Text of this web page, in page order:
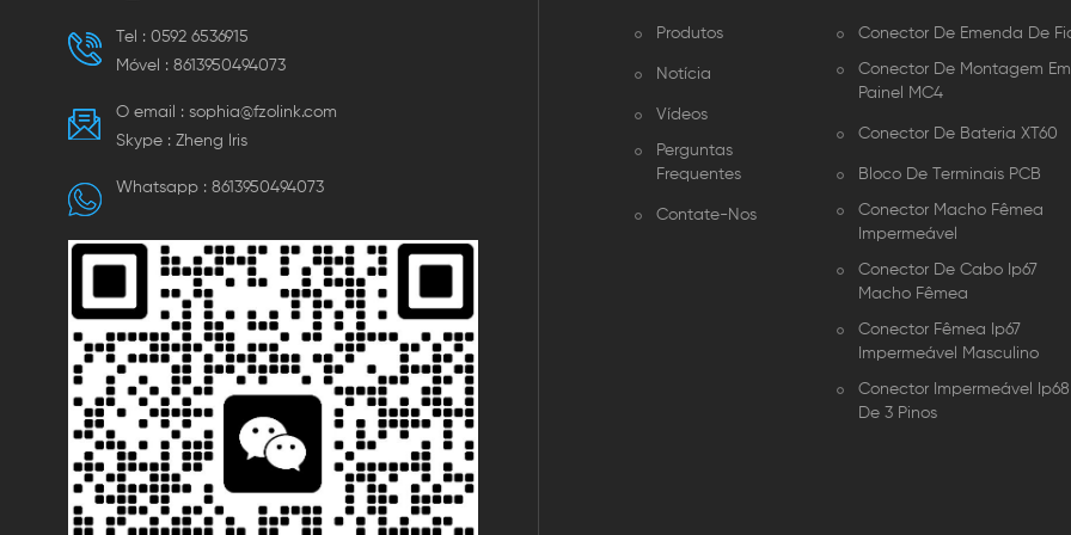
Tel : 0592 6536915
Móvel : 8613950494073
O email : sophia@fzolink.com
Skype : Zheng lris
Whatsapp : 8613950494073
Produtos
Notícia
Vídeos
Perguntas
Frequentes
Contate-Nos
Conector De Emenda De
Conector De Montagem Em
Painel MC4
Conector De Bateria XT60
Bloco De Terminais PCB
Conector Macho Fêmea
Impermeável
Conector De Cabo Ip67
Macho Fêmea
Conector Fêmea Ip67
Impermeável Masculino
Conector Impermeável Ip68
De 3 Pinos